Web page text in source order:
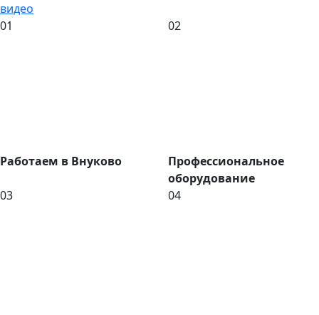
видео
01
Работаем в Внуково
02
Профессиональное
оборудование
03
04